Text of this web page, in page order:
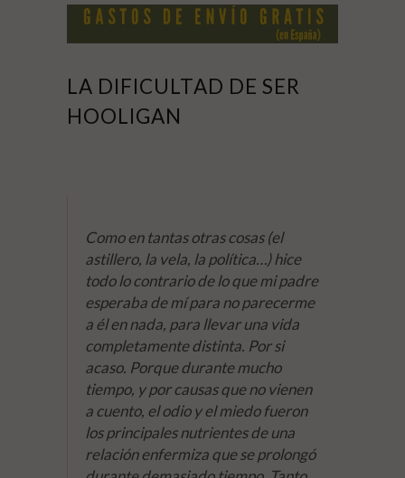
LA DIFICULTAD DE SER
HOOLIGAN
Como en tantas otras cosas (el
astillero, la vela, la política…) hice
todo lo contrario de lo que mi padre
esperaba de mí para no parecerme
a él en nada, para llevar una vida
completamente distinta. Por si
acaso. Porque durante mucho
tiempo, y por causas que no vienen
a cuento, el odio y el miedo fueron
los principales nutrientes de una
relación enfermiza que se prolongó